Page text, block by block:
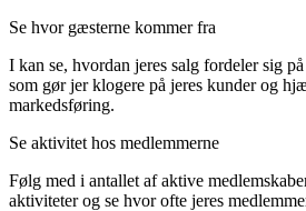
Se hvor gæsterne kommer fra
I kan se, hvordan jeres salg fordeler sig
som gør jer klogere på jeres kunder og
markedsføring.
Se aktivitet hos medlemmerne
Følg med i antallet af aktive
aktiviteter og se hvor ofte jeres